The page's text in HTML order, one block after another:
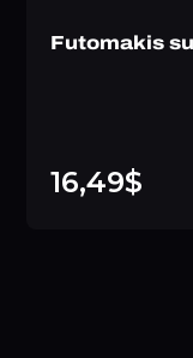
Futomakis
16,49$